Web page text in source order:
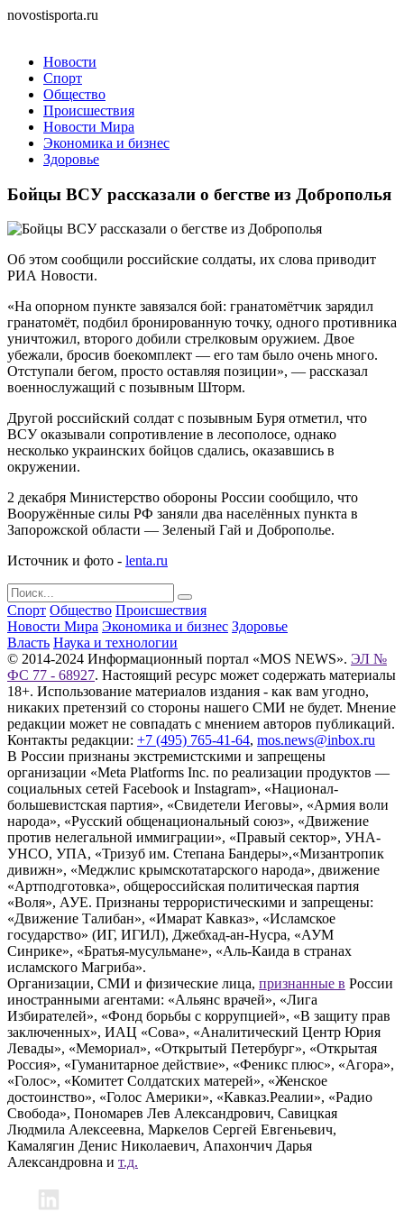
novostisporta.ru
Новости
Спорт
Общество
Происшествия
Новости Мира
Экономика и бизнес
Здоровье
Бойцы ВСУ рассказали о бегстве из Доброполья
Об этом сообщили российские солдаты, их слова приводит
РИА Новости.
«На опорном пункте завязался бой: гранатомётчик зарядил
гранатомёт, подбил бронированную точку, одного противника
уничтожил, второго добили стрелковым оружием. Двое
убежали, бросив боекомплект — его там было очень много.
Отступали бегом, просто оставляя позиции», — рассказал
военнослужащий с позывным Шторм.
Другой российский солдат с позывным Буря отметил, что
ВСУ оказывали сопротивление в лесополосе, однако
несколько украинских бойцов сдались, оказавшись в
окружении.
2 декабря Министерство обороны России сообщило, что
Вооружённые силы РФ заняли два населённых пункта в
Запорожской области — Зеленый Гай и Доброполье.
Источник и фото - lenta.ru
Спорт Общество Происшествия
Новости Мира Экономика и бизнес Здоровье
Власть Наука и технологии
© 2014-2024 Информационный портал «MOS NEWS». ЭЛ №
ФС 77 - 68927. Настоящий ресурс может содержать материалы
18+. Использование материалов издания - как вам угодно,
никаких претензий со стороны нашего СМИ не будет. Мнение
редакции может не совпадать с мнением авторов публикаций.
Контакты редакции: +7 (495) 765-41-64, mos.news@inbox.ru
В России признаны экстремистскими и запрещены
организации «Meta Platforms Inc. по реализации продуктов —
социальных сетей Facebook и Instagram», «Национал-
большевистская партия», «Свидетели Иеговы», «Армия воли
народа», «Русский общенациональный союз», «Движение
против нелегальной иммиграции», «Правый сектор», УНА-
УНСО, УПА, «Тризуб им. Степана Бандеры»,«Мизантропик
дивижн», «Меджлис крымскотатарского народа», движение
«Артподготовка», общероссийская политическая партия
«Воля», АУЕ. Признаны террористическими и запрещены:
«Движение Талибан», «Имарат Кавказ», «Исламское
государство» (ИГ, ИГИЛ), Джебхад-ан-Нусра, «АУМ
Синрике», «Братья-мусульмане», «Аль-Каида в странах
исламского Магриба».
Организации, СМИ и физические лица, признанные в России
иностранными агентами: «Альянс врачей», «Лига
Избирателей», «Фонд борьбы с коррупцией», «В защиту прав
заключенных», ИАЦ «Сова», «Аналитический Центр Юрия
Левады», «Мемориал», «Открытый Петербург», «Открытая
Россия», «Гуманитарное действие», «Феникс плюс», «Агора»,
«Голос», «Комитет Солдатских матерей», «Женское
достоинство», «Голос Америки», «Кавказ.Реалии», «Радио
Свобода», Пономарев Лев Александрович, Савицкая
Людмила Алексеевна, Маркелов Сергей Евгеньевич,
Камалягин Денис Николаевич, Апахончич Дарья
Александровна и т.д.